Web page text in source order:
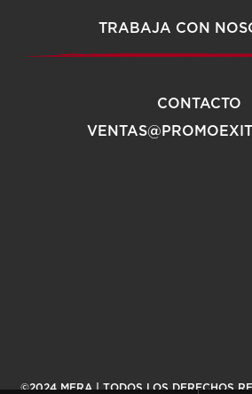
TRABAJA CON
CONTACTO
©2024 MERA | TODOS LOS DERECHOS